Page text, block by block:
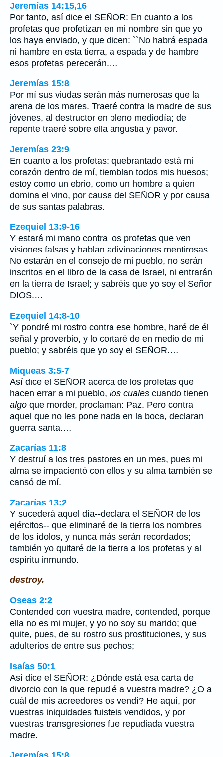
Jeremías 14:15,16
Por tanto, así dice el SEÑOR: En cuanto a los
profetas que profetizan en mi nombre sin que yo
los haya enviado, y que dicen: ``No habrá espada
ni hambre en esta tierra, a espada y de hambre
esos profetas perecerán.…
Jeremías 15:8
Por mí sus viudas serán más numerosas que la
arena de los mares. Traeré contra la madre de sus
jóvenes, al destructor en pleno mediodía; de
repente traeré sobre ella angustia y pavor.
Jeremías 23:9
En cuanto a los profetas: quebrantado está mi
corazón dentro de mí, tiemblan todos mis huesos;
estoy como un ebrio, como un hombre a quien
domina el vino, por causa del SEÑOR y por causa
de sus santas palabras.
Ezequiel 13:9-16
Y estará mi mano contra los profetas que ven
visiones falsas y hablan adivinaciones mentirosas.
No estarán en el consejo de mi pueblo, no serán
inscritos en el libro de la casa de Israel, ni entrarán
en la tierra de Israel; y sabréis que yo soy el Señor
DIOS.…
Ezequiel 14:8-10
`Y pondré mi rostro contra ese hombre, haré de él
señal y proverbio, y lo cortaré de en medio de mi
pueblo; y sabréis que yo soy el SEÑOR.…
Miqueas 3:5-7
Así dice el SEÑOR acerca de los profetas que
hacen errar a mi pueblo, los cuales cuando tienen
algo que morder, proclaman: Paz. Pero contra
aquel que no les pone nada en la boca, declaran
guerra santa.…
Zacarías 11:8
Y destruí a los tres pastores en un mes, pues mi
alma se impacientó con ellos y su alma también se
cansó de mí.
Zacarías 13:2
Y sucederá aquel día--declara el SEÑOR de los
ejércitos-- que eliminaré de la tierra los nombres
de los ídolos, y nunca más serán recordados;
también yo quitaré de la tierra a los profetas y al
espíritu inmundo.
destroy.
Oseas 2:2
Contended con vuestra madre, contended, porque
ella no es mi mujer, y yo no soy su marido; que
quite, pues, de su rostro sus prostituciones, y sus
adulterios de entre sus pechos;
Isaías 50:1
Así dice el SEÑOR: ¿Dónde está esa carta de
divorcio con la que repudié a vuestra madre? ¿O a
cuál de mis acreedores os vendí? He aquí, por
vuestras iniquidades fuisteis vendidos, y por
vuestras transgresiones fue repudiada vuestra
madre.